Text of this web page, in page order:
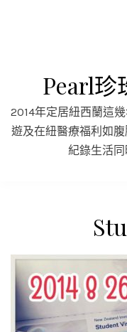
Pearl珍
2014年定居紐西蘭這
遊及在紐醫療福利如
紀錄生活